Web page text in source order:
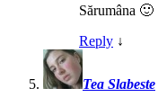
Sărumâna 🙂
Reply ↓
Tea Slabeste